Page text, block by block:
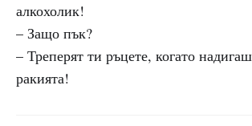
алкохолик!
– Защо пък?
– Треперят ти ръцете, когато
ракията!